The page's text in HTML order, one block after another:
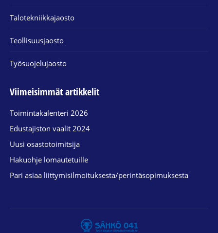
Talotekniikkajaosto
Teollisuusjaosto
Työsuojelujaosto
Viimeisimmät artikkelit
Toimintakalenteri 2026
Edustajiston vaalit 2024
Uusi osastotoimitsija
Hakuohje lomautetuille
Pari asiaa liittymisilmoituksesta/perintäsopimuksesta